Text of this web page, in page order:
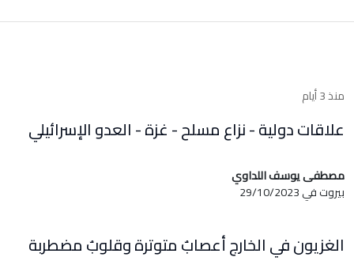
منذ 3 أيام
علاقات دولية - نزاع مسلح - غزة - العدو الإسرائيلي
مصطفى يوسف اللداوي
بيروت في 29/10/2023
الغزيون في الخارج أعصابٌ متوترة وقلوبٌ مضطربة